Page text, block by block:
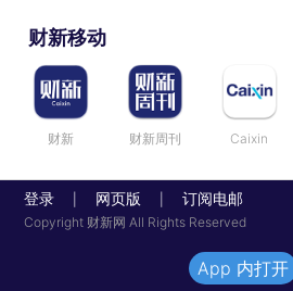
财新移动
财新 财新周刊 Caixin
登录 网页版 订阅电邮
Copyright 财新网 All Rights Reserved
App 内打开